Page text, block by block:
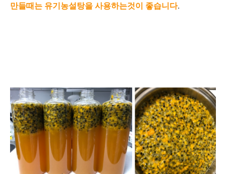
만들때는 유기농설탕을 사용하는것이 좋습니다.